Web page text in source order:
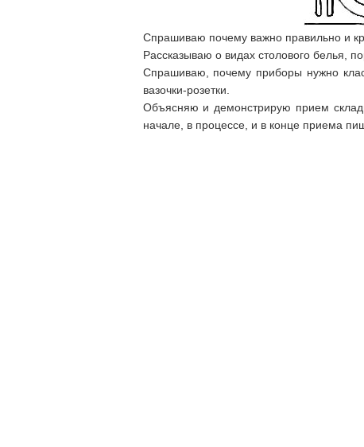
Спрашиваю почему важно правильно и
Рассказываю о видах столового белья,
Спрашиваю, почему приборы нужно
вазочки-розетки.
Объясняю и демонстрирую прием
начале, в процессе, и в конце приема